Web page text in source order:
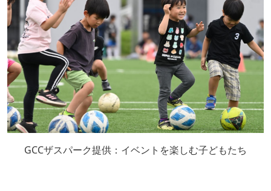
GCCザスパーク提供：イベントを楽しむ子どもたち